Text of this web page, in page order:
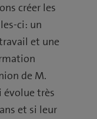
créer les
ci: un
et une
de M.
très
et si leur